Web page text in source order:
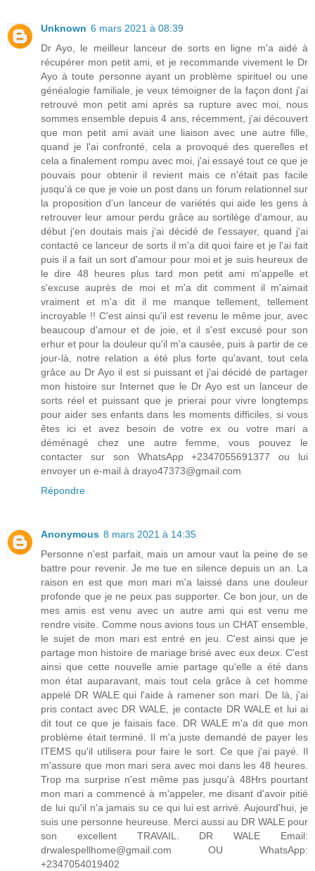
Unknown 6 mars 2021 à 08:39
Dr Ayo, le meilleur lanceur de sorts en ligne m'a aidé à
récupérer mon petit ami, et je recommande vivement le Dr
Ayo à toute personne ayant un problème spirituel ou une
généalogie familiale, je veux témoigner de la façon dont j'ai
retrouvé mon petit ami après sa rupture avec moi, nous
sommes ensemble depuis 4 ans, récemment, j'ai découvert
que mon petit ami avait une liaison avec une autre fille,
quand je l'ai confronté, cela a provoqué des querelles et
cela a finalement rompu avec moi, j'ai essayé tout ce que je
pouvais pour obtenir il revient mais ce n'était pas facile
jusqu'à ce que je voie un post dans un forum relationnel sur
la proposition d'un lanceur de variétés qui aide les gens à
retrouver leur amour perdu grâce au sortilège d'amour, au
début j'en doutais mais j'ai décidé de l'essayer, quand j'ai
contacté ce lanceur de sorts il m'a dit quoi faire et je l'ai fait
puis il a fait un sort d'amour pour moi et je suis heureux de
le dire 48 heures plus tard mon petit ami m'appelle et
s'excuse auprès de moi et m'a dit comment il m'aimait
vraiment et m'a dit il me manque tellement, tellement
incroyable !! C'est ainsi qu'il est revenu le même jour, avec
beaucoup d'amour et de joie, et il s'est excusé pour son
erhur et pour la douleur qu'il m'a causée, puis à partir de ce
jour-là, notre relation a été plus forte qu'avant, tout cela
grâce au Dr Ayo il est si puissant et j'ai décidé de partager
mon histoire sur Internet que le Dr Ayo est un lanceur de
sorts réel et puissant que je prierai pour vivre longtemps
pour aider ses enfants dans les moments difficiles, si vous
êtes ici et avez besoin de votre ex ou votre mari a
déménagé chez une autre femme, vous pouvez le
contacter sur son WhatsApp +2347055691377 ou lui
envoyer un e-mail à drayo47373@gmail.com
Répondre
Anonymous 8 mars 2021 à 14:35
Personne n'est parfait, mais un amour vaut la peine de se
battre pour revenir. Je me tue en silence depuis un an. La
raison en est que mon mari m'a laissé dans une douleur
profonde que je ne peux pas supporter. Ce bon jour, un de
mes amis est venu avec un autre ami qui est venu me
rendre visite. Comme nous avions tous un CHAT ensemble,
le sujet de mon mari est entré en jeu. C'est ainsi que je
partage mon histoire de mariage brisé avec eux deux. C'est
ainsi que cette nouvelle amie partage qu'elle a été dans
mon état auparavant, mais tout cela grâce à cet homme
appelé DR WALE qui l'aide à ramener son mari. De là, j'ai
pris contact avec DR WALE, je contacte DR WALE et lui ai
dit tout ce que je faisais face. DR WALE m'a dit que mon
problème était terminé. Il m'a juste demandé de payer les
ITEMS qu'il utilisera pour faire le sort. Ce que j'ai payé. Il
m'assure que mon mari sera avec moi dans les 48 heures.
Trop ma surprise n'est même pas jusqu'à 48Hrs pourtant
mon mari a commencé à m'appeler, me disant d'avoir pitié
de lui qu'il n'a jamais su ce qui lui est arrivé. Aujourd'hui, je
suis une personne heureuse. Merci aussi au DR WALE pour
son excellent TRAVAIL. DR WALE Email:
drwalespellhome@gmail.com OU WhatsApp:
+2347054019402